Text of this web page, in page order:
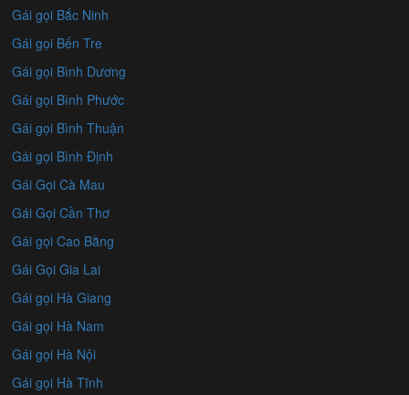
Gái gọi Bắc Ninh
Gái gọi Bến Tre
Gái gọi Bình Dương
Gái gọi Bình Phước
Gái gọi Bình Thuận
Gái gọi Bình Định
Gái Gọi Cà Mau
Gái Gọi Cần Thơ
Gái gọi Cao Bằng
Gái Gọi Gia Lai
Gái gọi Hà Giang
Gái gọi Hà Nam
Gái gọi Hà Nội
Gái gọi Hà Tĩnh